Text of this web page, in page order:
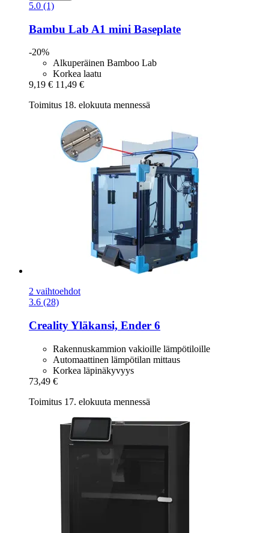
5.0 (1)
Bambu Lab A1 mini Baseplate
-20%
Alkuperäinen Bamboo Lab
Korkea laatu
9,19 € 11,49 €
Toimitus 18. elokuuta mennessä
2 vaihtoehdot
3.6 (28)
CrealityYläkansi, Ender 6
Rakennuskammion vakioille lämpötiloille
Automaattinen lämpötilan mittaus
Korkea läpinäkyvyys
73,49 €
Toimitus 17. elokuuta mennessä